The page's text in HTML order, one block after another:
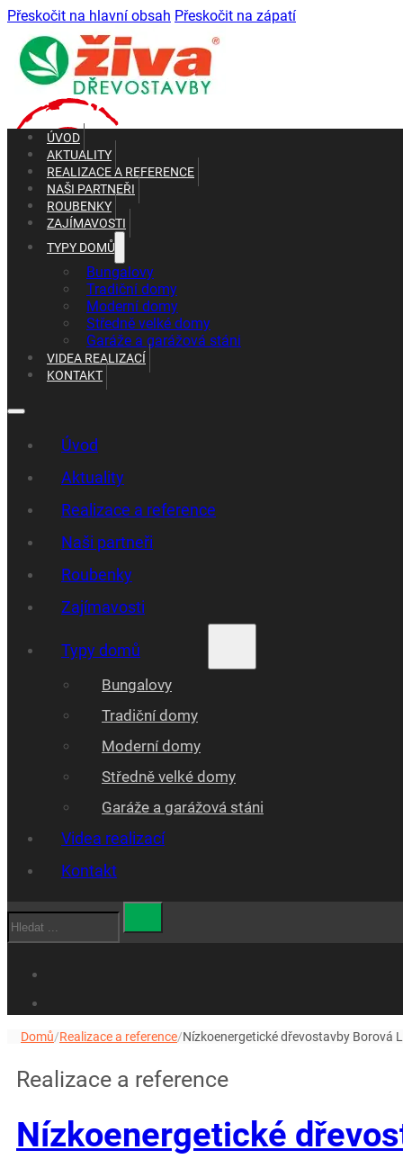
Přeskočit na hlavní obsah Přeskočit na zápatí
+420 602 661 287
+420 465 637 010
ÚVOD
AKTUALITY
REALIZACE A REFERENCE
NAŠI PARTNEŘI
ROUBENKY
ZAJÍMAVOSTI
TYPY DOMŮ
Bungalovy
Tradiční domy
Moderní domy
Středně velké domy
Garáže a garážová stáni
VIDEA REALIZACÍ
KONTAKT
Úvod
Aktuality
Realizace a reference
Naši partneři
Roubenky
Zajímavosti
Typy domů
Bungalovy
Tradiční domy
Moderní domy
Středně velké domy
Garáže a garážová stáni
Videa realizací
Kontakt
Hledat
Domů/Realizace a reference/Nízkoenergetické dřevostavby Borová
Realizace a reference
Nízkoenergetické